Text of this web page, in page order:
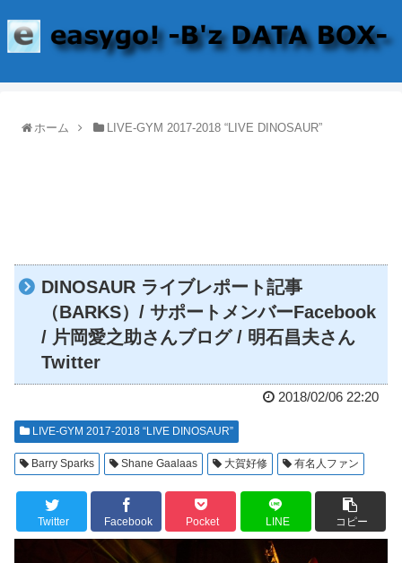
ホーム LIVE-GYM 2017-2018 “LIVE DINOSAUR”
DINOSAUR ライブレポート記事
（BARKS）/ サポートメンバーFacebook
/ 片岡愛之助さんブログ / 明石昌夫さん
Twitter
2018/02/06 22:20
LIVE-GYM 2017-2018 “LIVE DINOSAUR”
Barry Sparks Shane Gaalaas 大賀好修 有名人ファン
Twitter Facebook Pocket LINE コピー